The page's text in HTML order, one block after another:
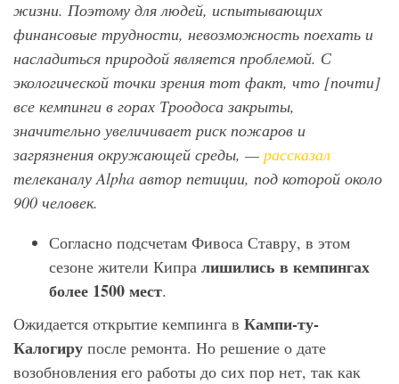
жизни. Поэтому для людей, испытывающих
финансовые трудности, невозможность поехать и
насладиться природой является проблемой. С
экологической точки зрения тот факт, что [почти]
все кемпинги в горах Троодоса закрыты,
значительно увеличивает риск пожаров и
загрязнения окружающей среды, — рассказал
телеканалу Alpha автор петиции, под которой около
900 человек.
Согласно подсчетам Фивоса Ставру, в этом
сезоне жители Кипра лишились в кемпингах
более 1500 мест.
Ожидается открытие кемпинга в Кампи-ту-
Калогиру после ремонта. Но решение о дате
возобновления его работы до сих пор нет, так как